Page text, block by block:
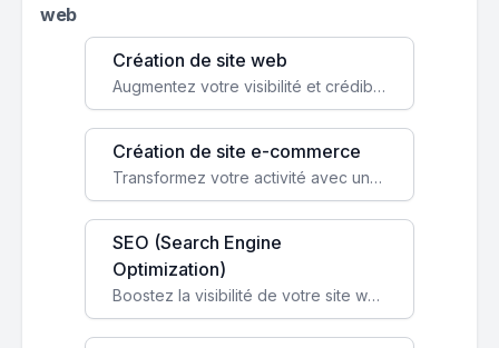
web
Création de site web
Augmentez votre visibilité et crédibilité en ligne avec un site web performant, conçu pour attirer plus de clients.
Création de site e-commerce
Transformez votre activité avec une boutique en ligne, accessible à l'échelle mondiale 24/7.
SEO (Search Engine
Optimization)
Boostez la visibilité de votre site web sur Google et attirez du trafic qualifié grâce à nos stratégies SEO.